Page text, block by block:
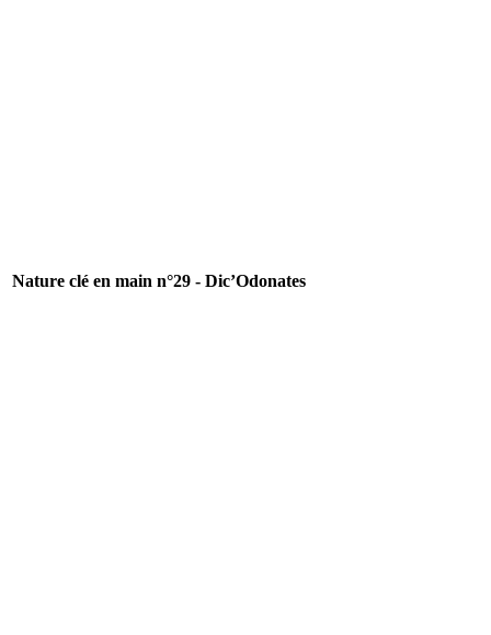
Nature clé en main n°29 - Dic’Odonates